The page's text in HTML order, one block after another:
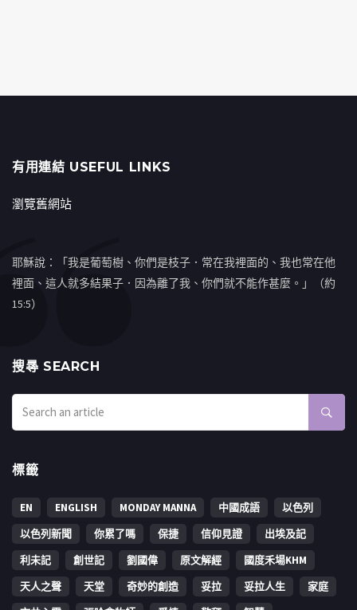
有用連結 USEFUL LINKS
瀏覽舊網站
耶穌說：「我是葡萄樹、你們是枝子．常在我裡面的、我也常在他
裡面、這人就多結果子．因為離了我、你們就不能作甚麼。」（約
15:5）
搜㝷 SEARCH
標籤
EN ENGLISH MONDAY MANNA 中國成語
以色列
以色列新聞
你累了嗎 保捷 信仰見證
出埃及記
利未記
創世記 劉國偉 原文解經
國度禾場KHM
天人之聲
天堂 奇妙的創造 妥拉 妥拉人生
家庭